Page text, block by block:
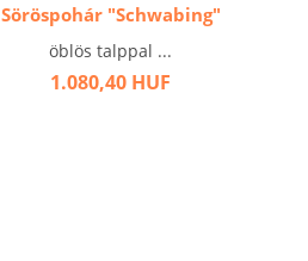
Söröspohár "Schwabing"
öblös talppal ...
1.080,40 HUF